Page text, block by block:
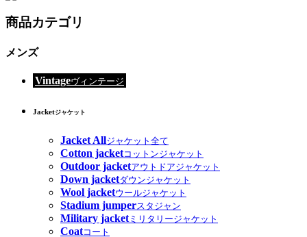
商品カテゴリ
メンズ
Vintageヴィンテージ
Jacketジャケット
Jacket Allジャケット全て
Cotton jacketコットンジャケット
Outdoor jacketアウトドアジャケット
Down jacketダウンジャケット
Wool jacketウールジャケット
Stadium jumperスタジャン
Military jacketミリタリージャケット
Coatコート